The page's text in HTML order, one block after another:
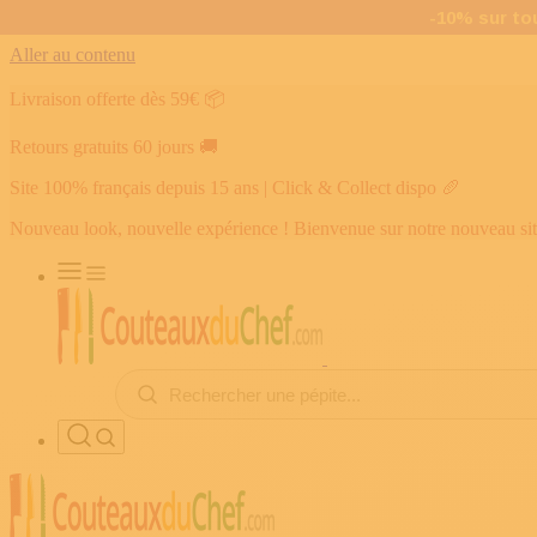
Aller au contenu
Livraison offerte dès 59€ 📦
Retours gratuits 60 jours 🚚
Site 100% français depuis 15 ans | Click & Collect dispo 🥖
Nouveau look, nouvelle expérience ! Bienvenue sur notre nouveau